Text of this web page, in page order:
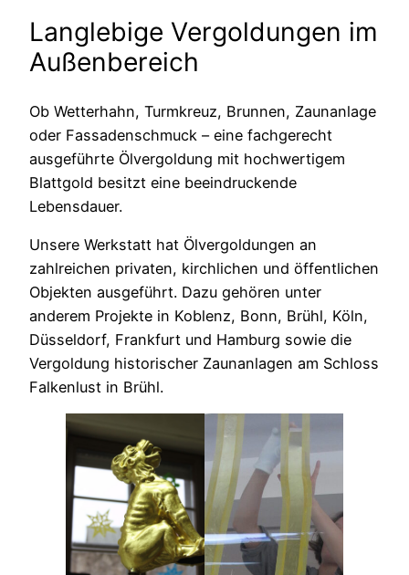
Langlebige Vergoldungen im
Außenbereich
Ob Wetterhahn, Turmkreuz, Brunnen, Zaunanlage
oder Fassadenschmuck – eine fachgerecht
ausgeführte Ölvergoldung mit hochwertigem
Blattgold besitzt eine beeindruckende
Lebensdauer.
Unsere Werkstatt hat Ölvergoldungen an
zahlreichen privaten, kirchlichen und öffentlichen
Objekten ausgeführt. Dazu gehören unter
anderem Projekte in Koblenz, Bonn, Brühl, Köln,
Düsseldorf, Frankfurt und Hamburg sowie die
Vergoldung historischer Zaunanlagen am Schloss
Falkenlust in Brühl.